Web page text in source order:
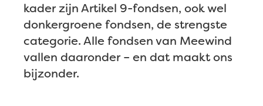
kader zijn Artikel 9-fondsen, ook wel
donkergroene fondsen, de strengste
categorie. Alle fondsen van Meewind
vallen daaronder – en dat maakt ons
bijzonder.